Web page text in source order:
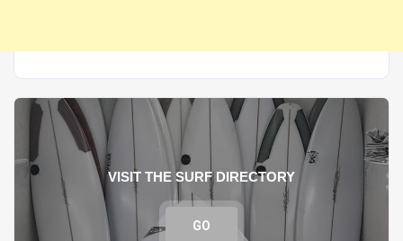
VISIT THE SURF DIRECTORY
GO